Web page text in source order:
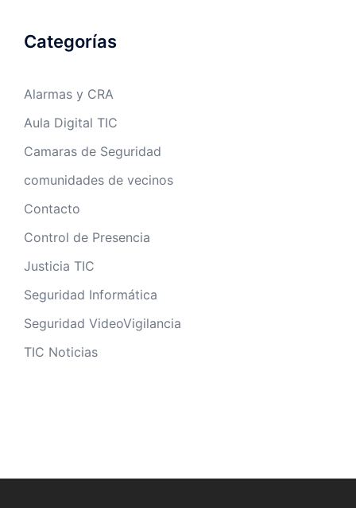
Categorías
Alarmas y CRA
Aula Digital TIC
Camaras de Seguridad
comunidades de vecinos
Contacto
Control de Presencia
Justicia TIC
Seguridad Informática
Seguridad VideoVigilancia
TIC Noticias